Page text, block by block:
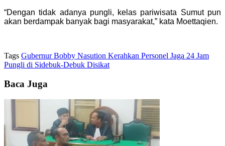
“Dengan tidak adanya pungli, kelas pariwisata Sumut pun
akan berdampak banyak bagi masyarakat,” kata Moettaqien.
Tags Gubernur Bobby Nasution Kerahkan Personel Jaga 24 Jam
Pungli di Sidebuk-Debuk Disikat
Baca Juga